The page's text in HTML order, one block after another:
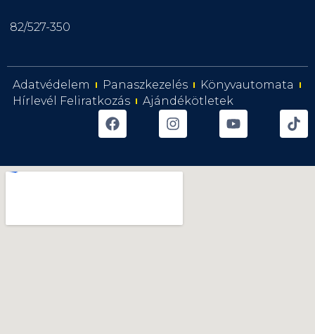
82/527-350
Adatvédelem Panaszkezelés
Könyvautomata
Hírlevél Feliratkozás
Ajándékötletek